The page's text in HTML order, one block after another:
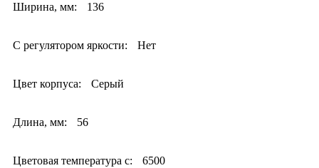
Ширина, мм: 136
С регулятором яркости: Нет
Цвет корпуса: Серый
Длина, мм: 56
Цветовая температура с: 6500